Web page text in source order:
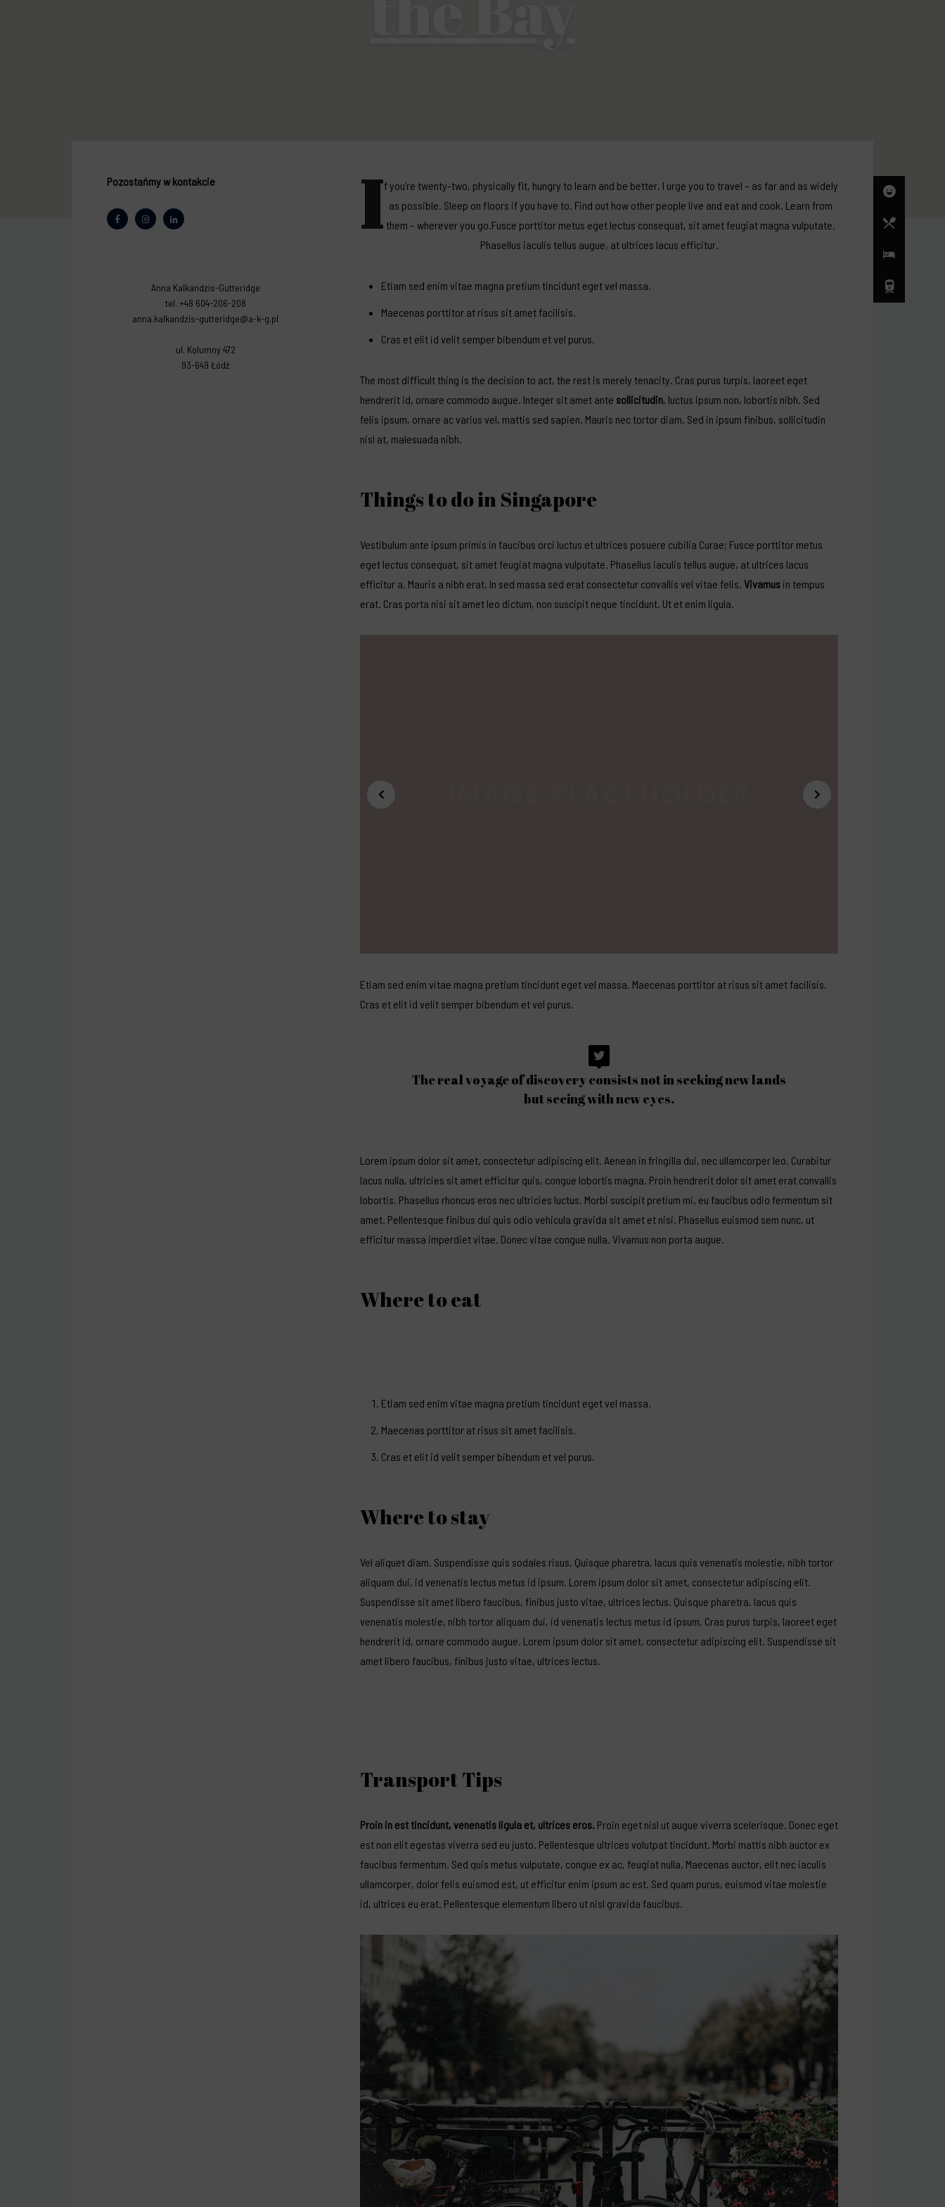
If you’re twenty-two, physically fit, hungry to learn and be better, I urge you to travel – as far and as widely
as possible. Sleep on floors if you have to. Find out how other people live and eat and cook. Learn from
them – wherever you go.Fusce porttitor metus eget lectus consequat, sit amet feugiat magna vulputate.
Phasellus iaculis tellus augue, at ultrices lacus efficitur.
Etiam sed enim vitae magna pretium tincidunt eget vel massa.
Maecenas porttitor at risus sit amet facilisis.
Cras et elit id velit semper bibendum et vel purus.
The most difficult thing is the decision to act, the rest is merely tenacity. Cras purus turpis, laoreet eget
hendrerit id, ornare commodo augue. Integer sit amet ante sollicitudin, luctus ipsum non, lobortis nibh. Sed
felis ipsum, ornare ac varius vel, mattis sed sapien. Mauris nec tortor diam. Sed in ipsum finibus, sollicitudin
nisl at, malesuada nibh.
Things to do in Singapore
Vestibulum ante ipsum primis in faucibus orci luctus et ultrices posuere cubilia Curae; Fusce porttitor metus
eget lectus consequat, sit amet feugiat magna vulputate. Phasellus iaculis tellus augue, at ultrices lacus
efficitur a. Mauris a nibh erat. In sed massa sed erat consectetur convallis vel vitae felis. Vivamus in tempus
erat. Cras porta nisi sit amet leo dictum, non suscipit neque tincidunt. Ut et enim ligula.
Etiam sed enim vitae magna pretium tincidunt eget vel massa. Maecenas porttitor at risus sit amet facilisis.
Cras et elit id velit semper bibendum et vel purus.
The real voyage of discovery consists not in seeking new lands
but seeing with new eyes.
Lorem ipsum dolor sit amet, consectetur adipiscing elit. Aenean in fringilla dui, nec ullamcorper leo. Curabitur
lacus nulla, ultricies sit amet efficitur quis, congue lobortis magna. Proin hendrerit dolor sit amet erat convallis
lobortis. Phasellus rhoncus eros nec ultricies luctus. Morbi suscipit pretium mi, eu faucibus odio fermentum sit
amet. Pellentesque finibus dui quis odio vehicula gravida sit amet et nisi. Phasellus euismod sem nunc, ut
efficitur massa imperdiet vitae. Donec vitae congue nulla. Vivamus non porta augue.
Where to eat
Etiam sed enim vitae magna pretium tincidunt eget vel massa.
Maecenas porttitor at risus sit amet facilisis.
Cras et elit id velit semper bibendum et vel purus.
Where to stay
Vel aliquet diam. Suspendisse quis sodales risus. Quisque pharetra, lacus quis venenatis molestie, nibh tortor
aliquam dui, id venenatis lectus metus id ipsum. Lorem ipsum dolor sit amet, consectetur adipiscing elit.
Suspendisse sit amet libero faucibus, finibus justo vitae, ultrices lectus. Quisque pharetra, lacus quis
venenatis molestie, nibh tortor aliquam dui, id venenatis lectus metus id ipsum. Cras purus turpis, laoreet eget
hendrerit id, ornare commodo augue. Lorem ipsum dolor sit amet, consectetur adipiscing elit. Suspendisse sit
amet libero faucibus, finibus justo vitae, ultrices lectus.
Transport Tips
Proin in est tincidunt, venenatis ligula et, ultrices eros. Proin eget nisl ut augue viverra scelerisque. Donec eget
est non elit egestas viverra sed eu justo. Pellentesque ultrices volutpat tincidunt. Morbi mattis nibh auctor ex
faucibus fermentum. Sed quis metus vulputate, congue ex ac, feugiat nulla. Maecenas auctor, elit nec iaculis
ullamcorper, dolor felis euismod est, ut efficitur enim ipsum ac est. Sed quam purus, euismod vitae molestie
id, ultrices eu erat. Pellentesque elementum libero ut nisl gravida faucibus.
Pozostańmy w kontakcie
Anna Kalkandzis-Gutteridge
tel. +48 604-206-208
anna.kalkandzis-gutteridge@a-k-g.pl
ul. Kolumny 472
93-649 Łódź